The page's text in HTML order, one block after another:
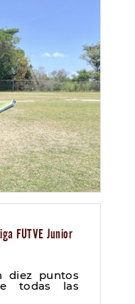
FUTVE Junior
diez puntos
todas las